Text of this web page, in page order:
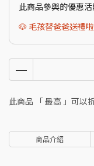
此商品參與的優惠
🐶 毛孩替爸爸送禮啦
此商品 「 最高 」可以
商品介紹